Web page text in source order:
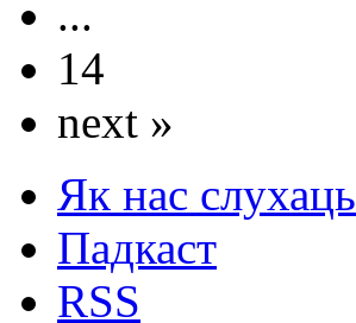
...
14
next »
Як нас слухаць
Падкаст
RSS